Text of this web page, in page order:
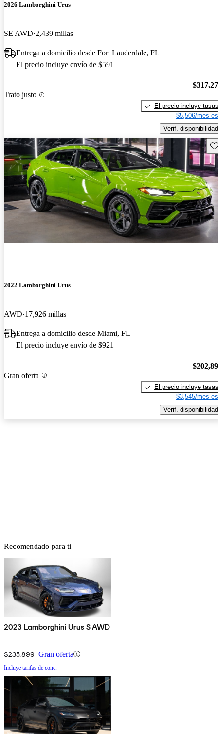
2026 Lamborghini Urus
SE AWD 2,439 millas
Entrega a domicilio desde Fort Lauderdale, FL
El precio incluye envío de $591
Trato justo
El precio incluye tasas
$5,506/mes
Verif. disponibilidad
2022 Lamborghini Urus
AWD 17,926 millas
Entrega a domicilio desde Miami, FL
El precio incluye envío de $921
Gran oferta
El precio incluye tasas
$3,545/mes
Verif. disponibilidad
Recomendado para ti
2023 Lamborghini Urus S AWD
$235,899 Gran oferta
Incluye tarifas de conc.